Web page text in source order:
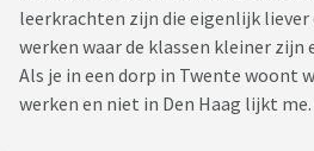
leerkrachten zijn die eigenlijk
werken waar de klassen kleiner zijn
Als je in een dorp in Twente woont
werken en niet in Den Haag lijkt me.